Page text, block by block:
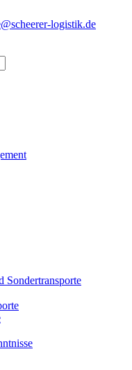
logistik.de
Sondertransporte